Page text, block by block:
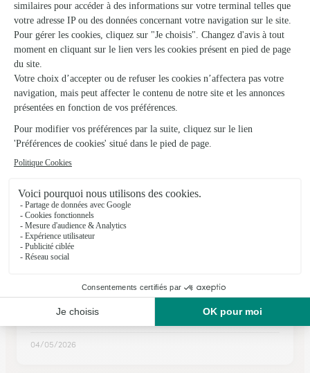
Aux Secrets de Sophie
Sille le Guillaume
33, rue du Docteur Touchard
Voir la boutique
Ils ont fait livrer des fleurs ou une plante à
Saint-Cyr-en-Pail
Joli mois de mai
La composition était conforme à mon choix, livraison
ponctuelle
04/05/2026